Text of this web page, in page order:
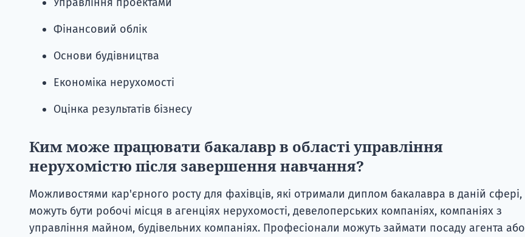
Фінансовий облік
Основи будівництва
Економіка нерухомості
Оцінка результатів бізнесу
Ким може працювати бакалавр в області управління
нерухомістю після завершення навчання?
Можливостями кар'єрного росту для фахівців, які отримали диплом бакалавра в даній сфері,
можуть бути робочі місця в агенціях нерухомості, девелоперських компаніях, компаніях з
управління майном, будівельних компаніях. Професіонали можуть займати посаду агента або